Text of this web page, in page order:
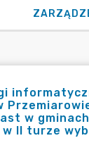
w
II turze